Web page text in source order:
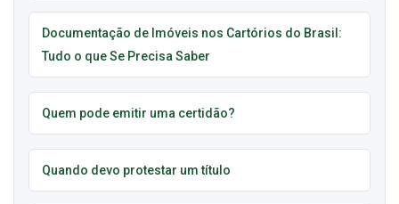
Documentação de Imóveis nos Cartórios do Brasil:
Tudo o que Se Precisa Saber
Quem pode emitir uma certidão?
Quando devo protestar um título